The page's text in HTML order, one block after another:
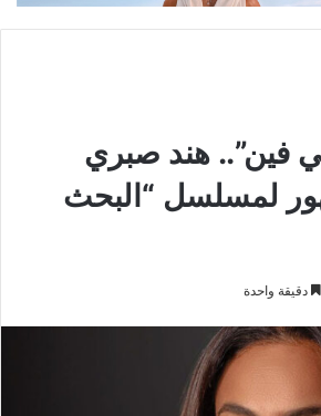
فين”.. هند صبري
لمسلسل “البحث
دقيقة واحدة